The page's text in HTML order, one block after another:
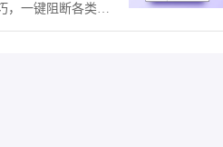
一键阻断各类恶